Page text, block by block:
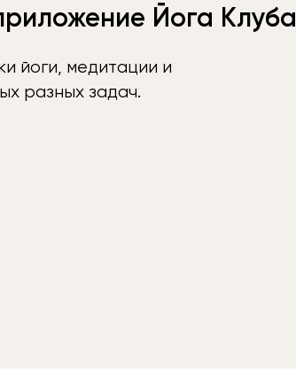
Йога Клуба
йоги, медитации и
разных задач.